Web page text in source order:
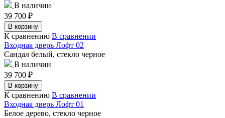
В наличии
39 700 ₽
В корзину
К сравнению В сравнении
Входная дверь Лофт 02
Сандал белый, стекло черное
В наличии
39 700 ₽
В корзину
К сравнению В сравнении
Входная дверь Лофт 01
Белое дерево, стекло черное